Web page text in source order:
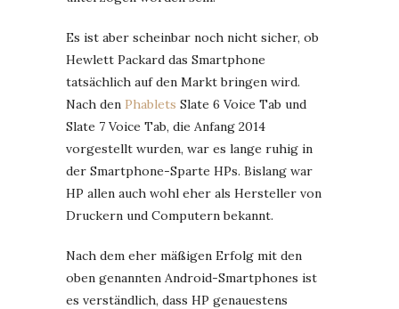
Es ist aber scheinbar noch nicht sicher, ob
Hewlett Packard das Smartphone
tatsächlich auf den Markt bringen wird.
Nach den Phablets Slate 6 Voice Tab und
Slate 7 Voice Tab, die Anfang 2014
vorgestellt wurden, war es lange ruhig in
der Smartphone-Sparte HPs. Bislang war
HP allen auch wohl eher als Hersteller von
Druckern und Computern bekannt.
Nach dem eher mäßigen Erfolg mit den
oben genannten Android-Smartphones ist
es verständlich, dass HP genauestens